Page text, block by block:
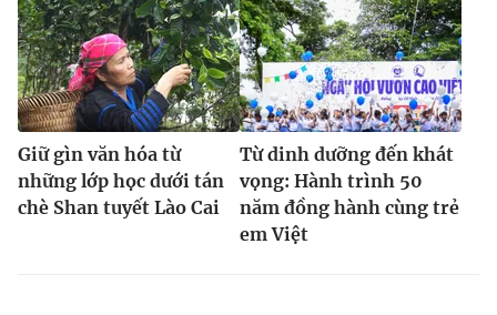
Giữ gìn văn hóa từ
những lớp học dưới tán
chè Shan tuyết Lào Cai
Từ dinh dưỡng đến khát
vọng: Hành trình 50
năm đồng hành cùng trẻ
em Việt